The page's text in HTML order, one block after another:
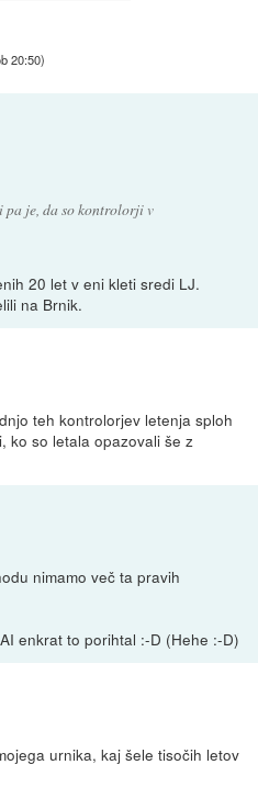
20:50)
pa je, da so kontrolorji v
20 let v eni kleti sredi LJ.
na Brnik.
teh kontrolorjev letenja sploh
ko so letala opazovali še z
nimamo več ta pravih
enkrat to porihtal :-D (Hehe :-D)
urnika, kaj šele tisočih letov